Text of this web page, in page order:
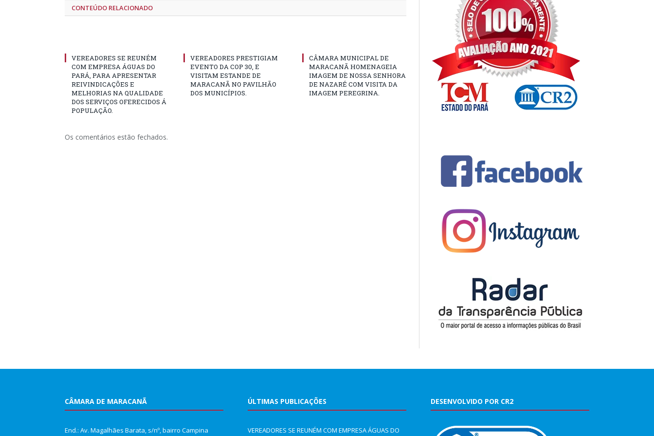
CONTEÚDO RELACIONADO
VEREADORES SE REUNÉM
COM EMPRESA ÁGUAS DO
PARÁ, PARA APRESENTAR
REIVINDICAÇÕES E
MELHORIAS NA QUALIDADE
DOS SERVIÇOS OFERECIDOS Á
POPULAÇÃO.
VEREADORES PRESTIGIAM
EVENTO DA COP 30, E
VISITAM ESTANDE DE
MARACANÃ NO PAVILHÃO
DOS MUNICÍPIOS.
CÂMARA MUNICIPAL DE
MARACANÃ HOMENAGEIA
IMAGEM DE NOSSA SENHORA
DE NAZARÉ COM VISITA DA
IMAGEM PEREGRINA.
Os comentários estão fechados.
CÂMARA DE MARACANÃ
End.: Av. Magalhães Barata, s/nº, bairro Campina
ÚLTIMAS PUBLICAÇÕES
VEREADORES SE REUNÉM COM EMPRESA ÁGUAS DO
DESENVOLVIDO POR CR2